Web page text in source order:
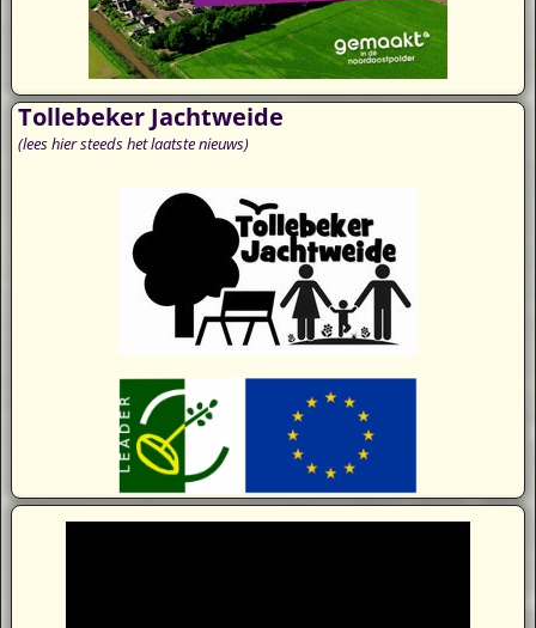
Tollebeker Jachtweide
(lees hier steeds het laatste nieuws)